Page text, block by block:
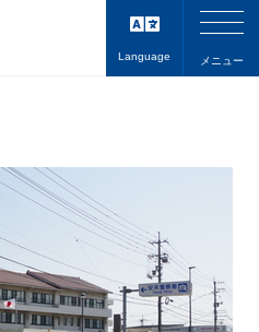
Language メニュー